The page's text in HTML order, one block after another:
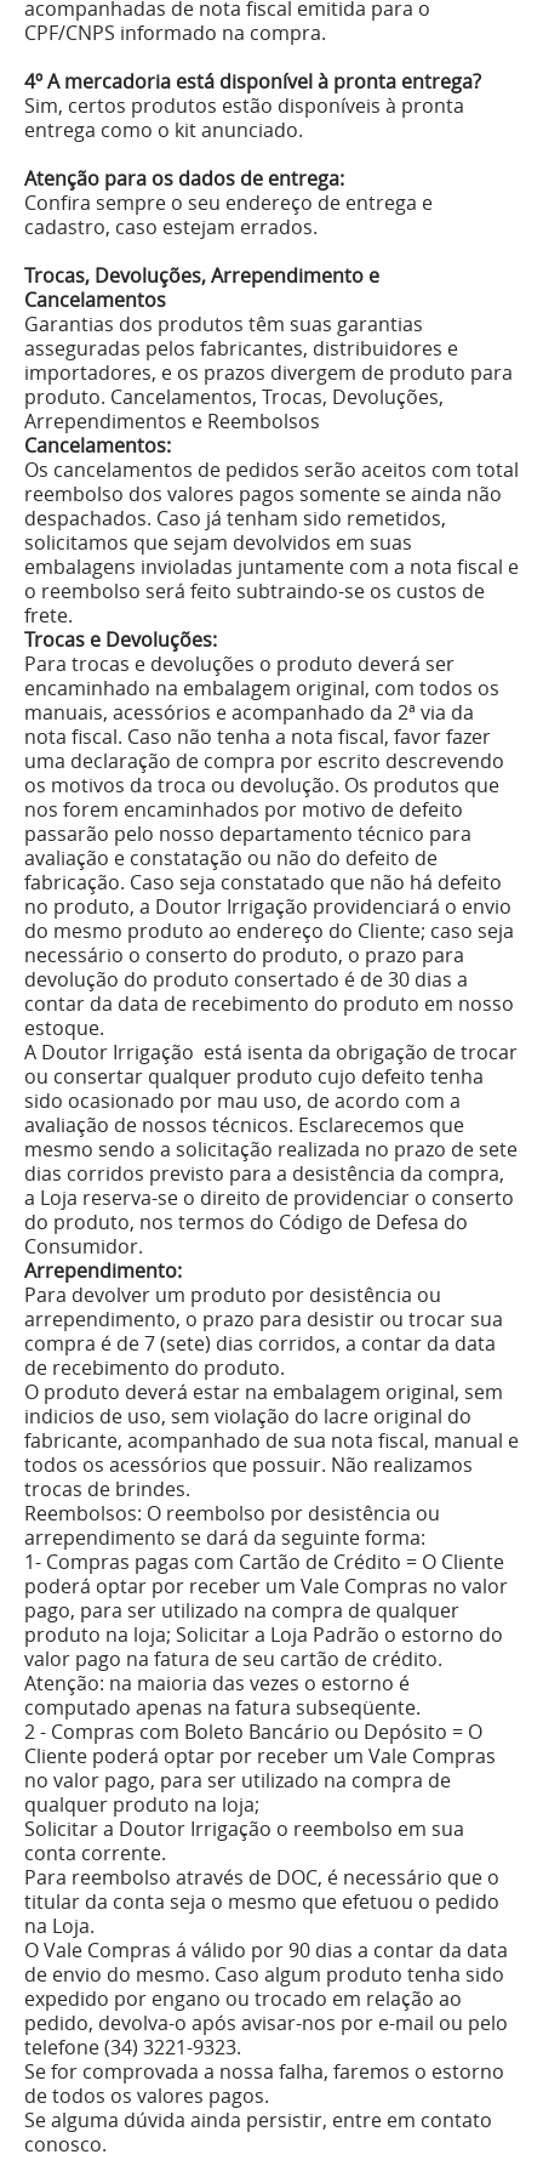
acompanhadas de nota fiscal emitida para o
CPF/CNPS informado na compra.
4º A mercadoria está disponível à pronta entrega?
Sim, certos produtos estão disponíveis à pronta
entrega como o kit anunciado.
Atenção para os dados de entrega:
Confira sempre o seu endereço de entrega e
cadastro, caso estejam errados.
Trocas, Devoluções, Arrependimento e
Cancelamentos
Garantias dos produtos têm suas garantias
asseguradas pelos fabricantes, distribuidores e
importadores, e os prazos divergem de produto para
produto. Cancelamentos, Trocas, Devoluções,
Arrependimentos e Reembolsos
Cancelamentos:
Os cancelamentos de pedidos serão aceitos com total
reembolso dos valores pagos somente se ainda não
despachados. Caso já tenham sido remetidos,
solicitamos que sejam devolvidos em suas
embalagens invioladas juntamente com a nota fiscal e
o reembolso será feito subtraindo-se os custos de
frete.
Trocas e Devoluções:
Para trocas e devoluções o produto deverá ser
encaminhado na embalagem original, com todos os
manuais, acessórios e acompanhado da 2ª via da
nota fiscal. Caso não tenha a nota fiscal, favor fazer
uma declaração de compra por escrito descrevendo
os motivos da troca ou devolução. Os produtos que
nos forem encaminhados por motivo de defeito
passarão pelo nosso departamento técnico para
avaliação e constatação ou não do defeito de
fabricação. Caso seja constatado que não há defeito
no produto, a Doutor Irrigação providenciará o envio
do mesmo produto ao endereço do Cliente; caso seja
necessário o conserto do produto, o prazo para
devolução do produto consertado é de 30 dias a
contar da data de recebimento do produto em nosso
estoque.
A Doutor Irrigação está isenta da obrigação de trocar
ou consertar qualquer produto cujo defeito tenha
sido ocasionado por mau uso, de acordo com a
avaliação de nossos técnicos. Esclarecemos que
mesmo sendo a solicitação realizada no prazo de sete
dias corridos previsto para a desistência da compra,
a Loja reserva-se o direito de providenciar o conserto
do produto, nos termos do Código de Defesa do
Consumidor.
Arrependimento:
Para devolver um produto por desistência ou
arrependimento, o prazo para desistir ou trocar sua
compra é de 7 (sete) dias corridos, a contar da data
de recebimento do produto.
O produto deverá estar na embalagem original, sem
indi­cios de uso, sem violação do lacre original do
fabricante, acompanhado de sua nota fiscal, manual e
todos os acessórios que possuir. Não realizamos
trocas de brindes.
Reembolsos: O reembolso por desistência ou
arrependimento se dará da seguinte forma:
1- Compras pagas com Cartão de Crédito = O Cliente
poderá optar por receber um Vale Compras no valor
pago, para ser utilizado na compra de qualquer
produto na loja; Solicitar a Loja Padrão o estorno do
valor pago na fatura de seu cartão de crédito.
Atenção: na maioria das vezes o estorno é
computado apenas na fatura subseqüente.
2 - Compras com Boleto Bancário ou Depósito = O
Cliente poderá optar por receber um Vale Compras
no valor pago, para ser utilizado na compra de
qualquer produto na loja;
Solicitar a Doutor Irrigação o reembolso em sua
conta corrente.
Para reembolso através de DOC, é necessário que o
titular da conta seja o mesmo que efetuou o pedido
na Loja.
O Vale Compras á válido por 90 dias a contar da data
de envio do mesmo. Caso algum produto tenha sido
expedido por engano ou trocado em relação ao
pedido, devolva-o após avisar-nos por e-mail ou pelo
telefone (34) 3221-9323.
Se for comprovada a nossa falha, faremos o estorno
de todos os valores pagos.
Se alguma dúvida ainda persistir, entre em contato
conosco.